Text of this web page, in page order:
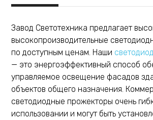
Завод Светотехника предлагает
высокопроизводительные
по доступным ценам. Наши
— это энергоэффективный способ
управляемое освещение фасадов
объектов общего назначения.
светодиодные прожекторы очень
использовании и могут быть